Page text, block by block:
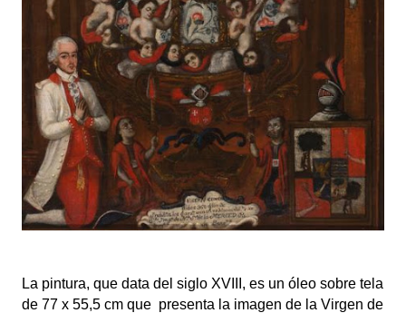
La pintura, que data del siglo XVIII, es un óleo sobre tela
de 77 x 55,5 cm que  presenta la imagen de la Virgen de